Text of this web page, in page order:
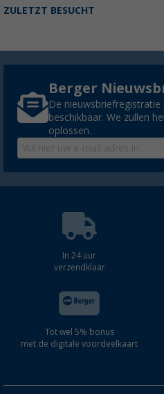
ZULETZT BESUCHT
Berger
De
beschikbaar. We zullen
oplossen.
In 24 uur
verzendklaar
Tot wel 5% bonus
met de digitale voordeelkaart